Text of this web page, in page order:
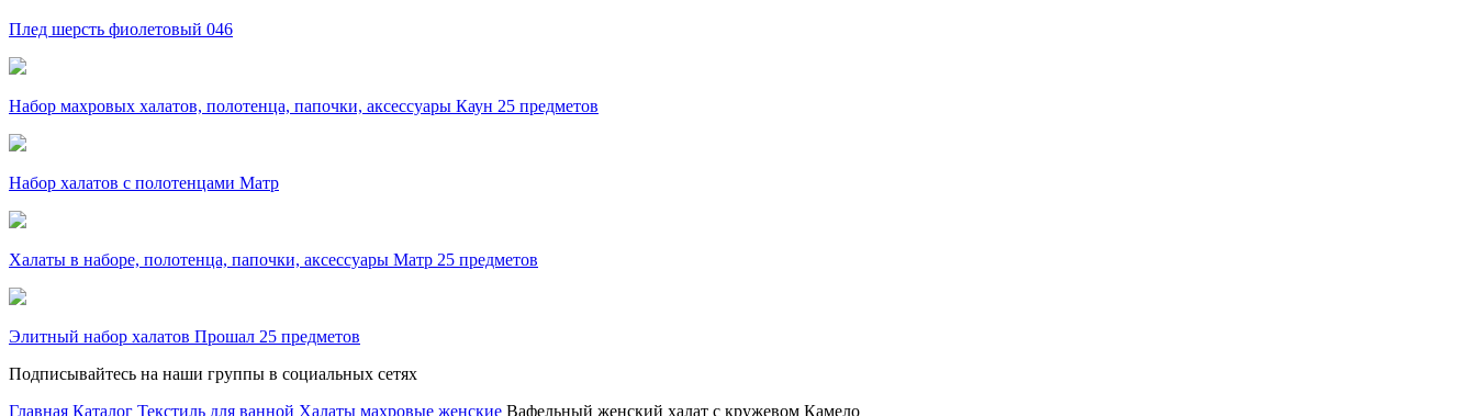
Плед шерсть фиолетовый 046
Набор махровых халатов, полотенца, папочки, аксессуары Каун 25 предметов
Набор халатов с полотенцами Матр
Халаты в наборе, полотенца, папочки, аксессуары Матр 25 предметов
Элитный набор халатов Прошал 25 предметов
Подписывайтесь на наши группы в социальных сетях
Главная Каталог Текстиль для ванной Халаты махровые женские Вафельный женский халат с кружевом Камело